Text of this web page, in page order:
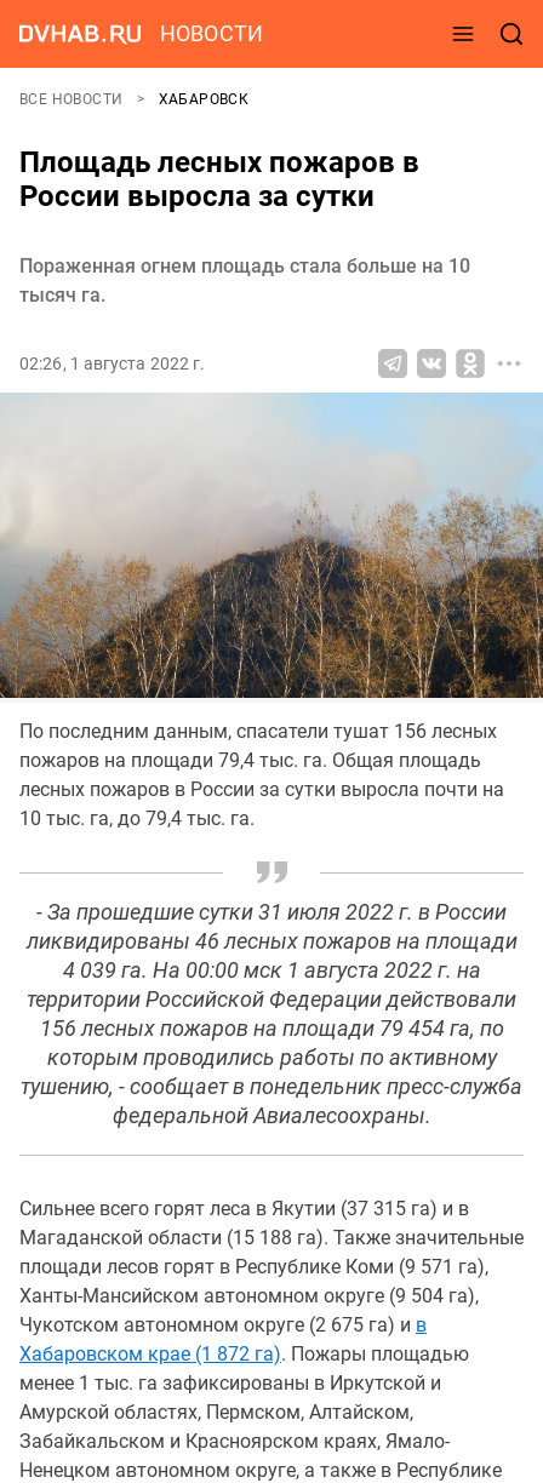
НОВОСТИ
ВСЕ НОВОСТИ ХАБАРОВСК
Площадь лесных пожаров в
России выросла за сутки
Пораженная огнем площадь стала больше на 10
тысяч га.
02:26, 1 августа 2022 г.
По последним данным, спасатели тушат 156 лесных
пожаров на площади 79,4 тыс. га. Общая площадь
лесных пожаров в России за сутки выросла почти на
10 тыс. га, до 79,4 тыс. га.
- За прошедшие сутки 31 июля 2022 г. в России
ликвидированы 46 лесных пожаров на площади
4 039 га. На 00:00 мск 1 августа 2022 г. на
территории Российской Федерации действовали
156 лесных пожаров на площади 79 454 га, по
которым проводились работы по активному
тушению, - сообщает в понедельник пресс-служба
федеральной Авиалесоохраны.
Сильнее всего горят леса в Якутии (37 315 га) и в
Магаданской области (15 188 га). Также значительные
площади лесов горят в Республике Коми (9 571 га),
Ханты-Мансийском автономном округе (9 504 га),
Чукотском автономном округе (2 675 га) и в
Хабаровском крае (1 872 га). Пожары площадью
менее 1 тыс. га зафиксированы в Иркутской и
Амурской областях, Пермском, Алтайском,
Забайкальском и Красноярском краях, Ямало-
Ненецком автономном округе, а также в Республике